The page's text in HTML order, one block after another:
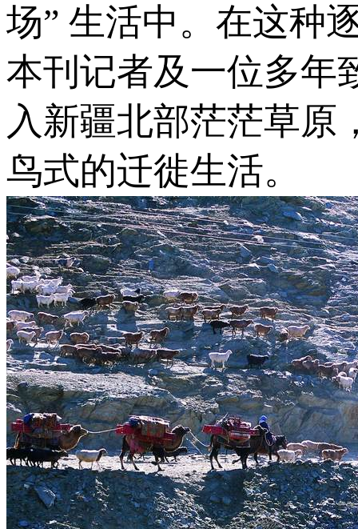
场” 生活中。在这种
本刊记者及一位多年
入新疆北部茫茫草原
鸟式的迁徙生活。